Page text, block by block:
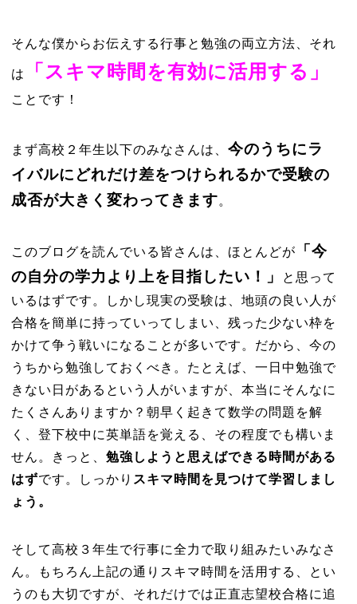
そんな僕からお伝えする行事と勉強の両立方法、それ
は 「スキマ時間を有効に活用する」
ことです！
まず高校２年生以下のみなさんは、 今のうちにラ
イバルにどれだけ差をつけられるかで受験の
成否が大きく変わってきます。
このブログを読んでいる皆さんは、ほとんどが
「今
の自分の学力より上を目指したい！」
と思って
いるはずです。しかし現実の受験は、地頭の良い人が
合格を簡単に持っていってしまい、残った少ない枠を
かけて争う戦いになることが多いです。だから、今の
うちから勉強しておくべき。たとえば、一日中勉強で
きない日があるという人がいますが、本当にそんなに
たくさんありますか？朝早く起きて数学の問題を解
く、登下校中に英単語を覚える、その程度でも構いま
せん。きっと、 勉強しようと思えばできる時間がある
はずです。しっかり スキマ時間を見つけて学習しまし
ょう。
そして高校３年生で行事に全力で取り組みたいみなさ
ん。もちろん上記の通りスキマ時間を活用する、とい
うのも大切ですが、それだけでは正直志望校合格に追